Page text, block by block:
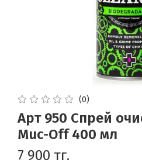
(0)
Арт 950 Спрей
Muc-Off 400 мл
7 900 тг.